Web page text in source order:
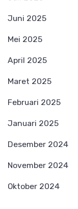
Juni 2025
Mei 2025
April 2025
Maret 2025
Februari 2025
Januari 2025
Desember 2024
November 2024
Oktober 2024